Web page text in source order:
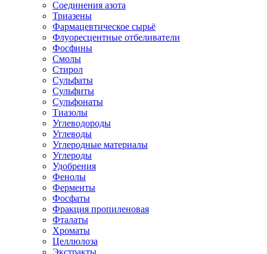
Соединения азота
Триазены
Фармацевтическое сырьё
Флуоресцентные отбеливатели
Фосфины
Смолы
Стирол
Сульфаты
Сульфиты
Сульфонаты
Тиазолы
Углеводороды
Углеводы
Углеродные материалы
Углероды
Удобрения
Фенолы
Ферменты
Фосфаты
Фракция пропиленовая
Фталаты
Хроматы
Целлюлоза
Экстракты